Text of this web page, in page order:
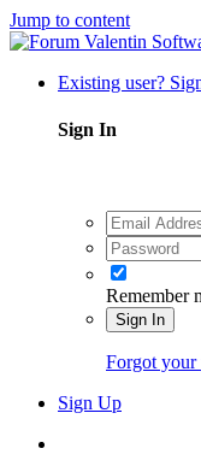
Jump to content
Existing user?
Sign In
Remember
Sign In
Forgot your
Sign Up